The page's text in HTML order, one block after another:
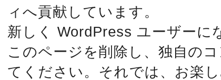
ィへ貢献しています。
新しく WordPress ユーザーに
このページを削除し、独自の
てください。それでは、お楽